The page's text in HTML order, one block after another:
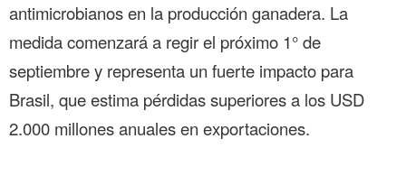
antimicrobianos en la producción ganadera. La
medida comenzará a regir el próximo 1° de
septiembre y representa un fuerte impacto para
Brasil, que estima pérdidas superiores a los USD
2.000 millones anuales en exportaciones.